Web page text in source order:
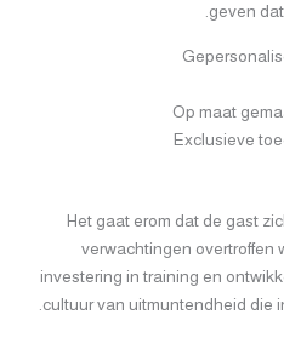
geven
Op maat
Exclusieve
Het gaat erom dat de gast
verwachtingen overtroffen
investering in training en
cultuur van uitmuntendheid die